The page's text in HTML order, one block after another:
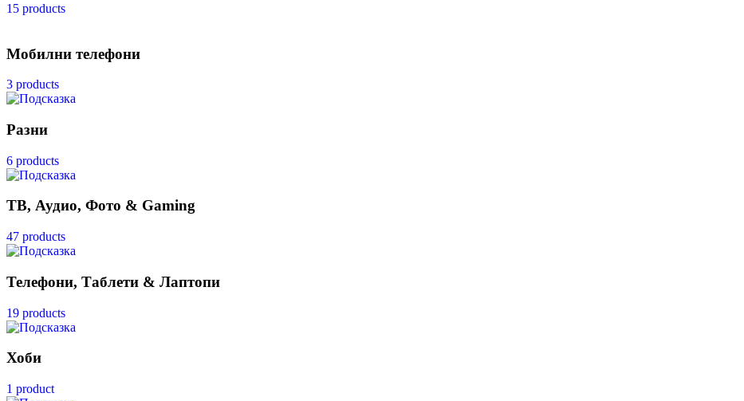
15 products
Мобилни телефони
3 products
Разни
6 products
ТВ, Аудио, Фото & Gaming
47 products
Телефони, Таблети & Лаптопи
19 products
Хоби
1 product